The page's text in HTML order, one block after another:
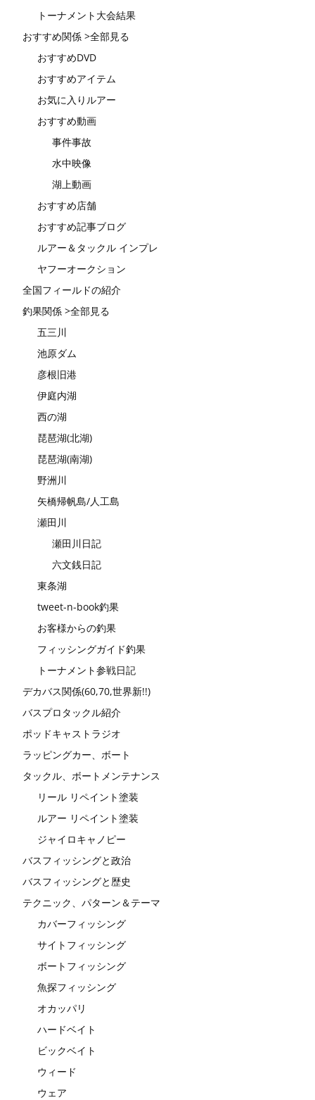
トーナメント大会結果
おすすめ関係 >全部見る
おすすめDVD
おすすめアイテム
お気に入りルアー
おすすめ動画
事件事故
水中映像
湖上動画
おすすめ店舗
おすすめ記事ブログ
ルアー＆タックル インプレ
ヤフーオークション
全国フィールドの紹介
釣果関係 >全部見る
五三川
池原ダム
彦根旧港
伊庭内湖
西の湖
琵琶湖(北湖)
琵琶湖(南湖)
野洲川
矢橋帰帆島/人工島
瀬田川
瀬田川日記
六文銭日記
東条湖
tweet-n-book釣果
お客様からの釣果
フィッシングガイド釣果
トーナメント参戦日記
デカバス関係(60,70,世界新!!)
バスプロタックル紹介
ポッドキャストラジオ
ラッピングカー、ボート
タックル、ボートメンテナンス
リール リペイント塗装
ルアー リペイント塗装
ジャイロキャノピー
バスフィッシングと政治
バスフィッシングと歴史
テクニック、パターン＆テーマ
カバーフィッシング
サイトフィッシング
ボートフィッシング
魚探フィッシング
オカッパリ
ハードベイト
ビックベイト
ウィード
ウェア